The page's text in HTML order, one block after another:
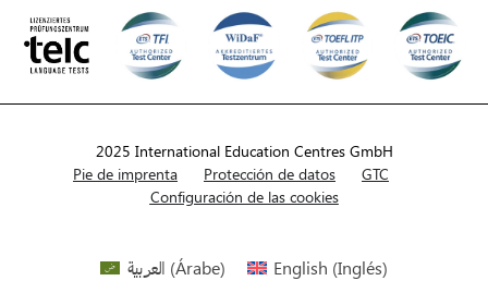
2025 International Education Centres GmbH
Pie de imprenta
Protección de datos
GTC
Configuración de las cookies
العربية (Árabe) English (Inglés)